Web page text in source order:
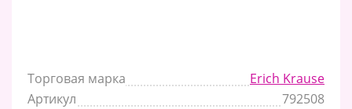
Торговая марка
Erich Krause
Артикул
792508